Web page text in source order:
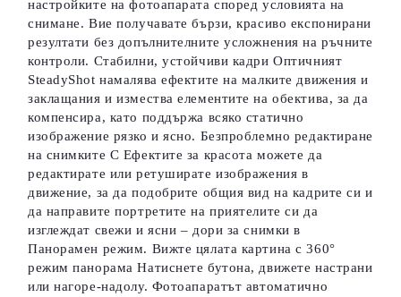
настройките на фотоапарата според условията на
снимане. Вие получавате бързи, красиво експонирани
резултати без допълнителните усложнения на ръчните
контроли. Стабилни, устойчиви кадри Оптичният
SteadyShot намалява ефектите на малките движения и
заклащания и измества елементите на обектива, за да
компенсира, като поддържа всяко статично
изображение рязко и ясно. Безпроблемно редактиране
на снимките С Ефектите за красота можете да
редактирате или ретуширате изображения в
движение, за да подобрите общия вид на кадрите си и
да направите портретите на приятелите си да
изглеждат свежи и ясни – дори за снимки в
Панорамен режим. Вижте цялата картина с 360°
режим панорама Натиснете бутона, движете настрани
или нагоре-надолу. Фотоапаратът автоматично